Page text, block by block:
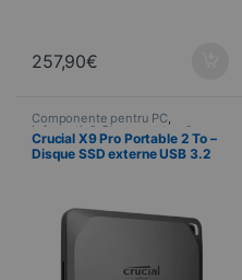
257,90€
Componente pentru PC,
Informatică ,Stocare externă
Crucial X9 Pro Portable 2 To –
Disque SSD externe USB 3.2